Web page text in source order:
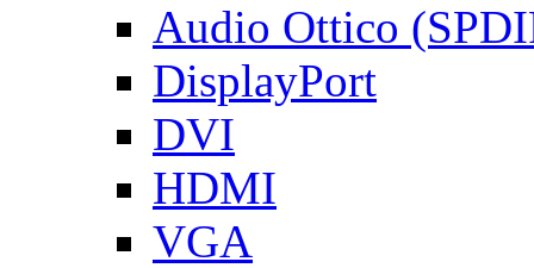
Audio Ottico
DisplayPort
DVI
HDMI
VGA